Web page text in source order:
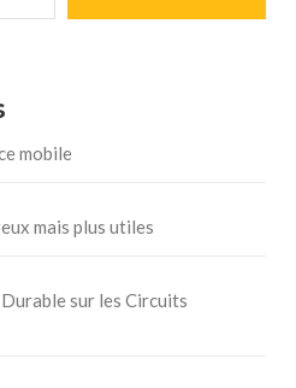
mobile
mais plus utiles
sur les Circuits